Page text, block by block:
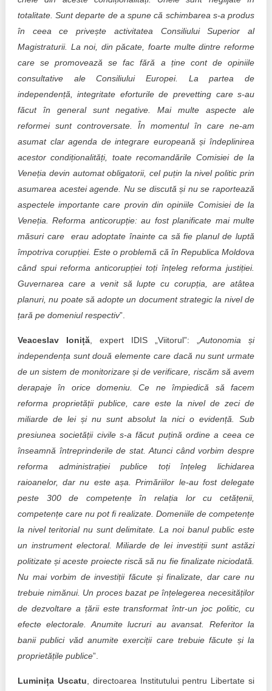
totalitate. Sunt departe de a spune că schimbarea s-a produs
în ceea ce privește activitatea Consiliului Superior al
Magistraturii. La noi, din păcate, foarte multe dintre reforme
care se promovează se fac fără a ține cont de opiniile
consultative ale Consiliului Europei. La partea de
independență, integritate eforturile de prevetting care s-au
făcut în general sunt negative. Mai multe aspecte ale
reformei sunt controversate. În momentul în care ne-am
asumat clar agenda de integrare europeană și îndeplinirea
acestor condiționalități, toate recomandările Comisiei de la
Veneția devin automat obligatorii, cel puțin la nivel politic prin
asumarea acestei agende. Nu se discută și nu se raportează
aspectele importante care provin din opiniile Comisiei de la
Veneția. Reforma anticorupție: au fost planificate mai multe
măsuri care erau adoptate înainte ca să fie planul de luptă
împotriva corupției. Este o problemă că în Republica Moldova
când spui reforma anticorupției toți înțeleg reforma justiției.
Guvernarea care a venit să lupte cu corupția, are atâtea
planuri, nu poate să adopte un document strategic la nivel de
țară pe domeniul respectiv”.
Veaceslav Ioniță, expert IDIS „Viitorul”: „Autonomia și
independența sunt două elemente care dacă nu sunt urmate
de un sistem de monitorizare și de verificare, riscăm să avem
derapaje în orice domeniu. Ce ne împiedică să facem
reforma proprietății publice, care este la nivel de zeci de
miliarde de lei și nu sunt absolut la nici o evidență. Sub
presiunea societății civile s-a făcut puțină ordine a ceea ce
înseamnă întreprinderile de stat. Atunci când vorbim despre
reforma administrației publice toți înțeleg lichidarea
raioanelor, dar nu este așa. Primăriilor le-au fost delegate
peste 300 de competențe în relația lor cu cetățenii,
competențe care nu pot fi realizate. Domeniile de competențe
la nivel teritorial nu sunt delimitate. La noi banul public este
un instrument electoral. Miliarde de lei investiții sunt astăzi
politizate și aceste proiecte riscă să nu fie finalizate niciodată.
Nu mai vorbim de investiții făcute și finalizate, dar care nu
trebuie nimănui. Un proces bazat pe înțelegerea necesităților
de dezvoltare a țării este transformat într-un joc politic, cu
efecte electorale. Anumite lucruri au avansat. Referitor la
banii publici văd anumite exerciții care trebuie făcute și la
proprietățile publice”.
Luminița Uscatu , directoarea Institutului pentru Libertate si